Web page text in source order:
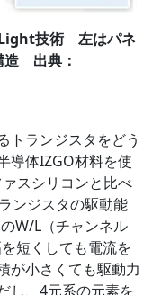
技術 左はパネ
造 出典：
トランジスタをどう
導体IZGO材料を使
スシリコンと比べ
ンジスタの駆動能
W/L（チャンネル
短くしても電流を
が小さくても駆動力
し、4元系の元素を